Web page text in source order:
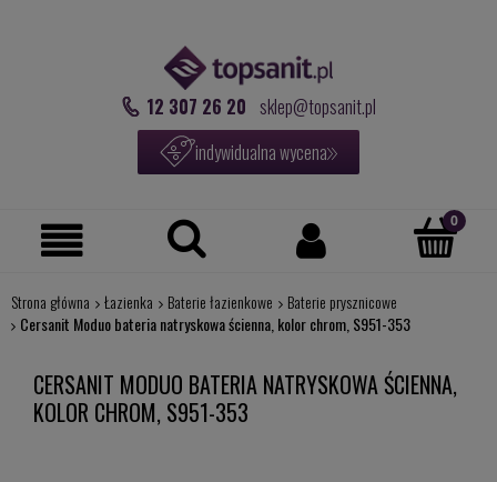
12 307 26 20 sklep@topsanit.pl
indywidualna wycena
Strona główna Łazienka Baterie łazienkowe
Baterie prysznicowe
Cersanit Moduo bateria natryskowa ścienna, kolor chrom, S951-353
CERSANIT MODUO BATERIA NATRYSKOWA ŚCIENNA,
KOLOR CHROM, S951-353